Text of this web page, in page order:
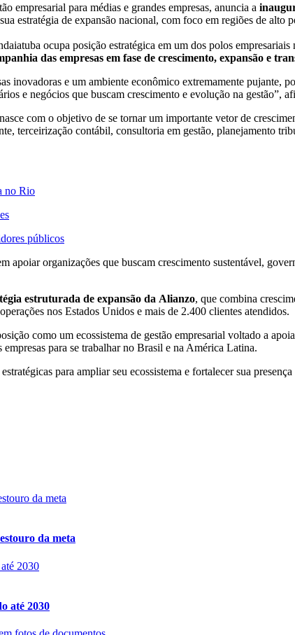
empresarial para médias e grandes empresas, anuncia a
estratégia de expansão nacional, com foco em regiões de
ocupa posição estratégica em um dos polos
das empresas em fase de crescimento, expansão e
inovadoras e um ambiente econômico extremamente pujante,
e negócios que buscam crescimento e evolução na gestão”,
com o objetivo de se tornar um importante vetor de
terceirização contábil, consultoria em gestão, planejamento
no Rio
públicos
apoiar organizações que buscam crescimento sustentável,
estruturada de expansão da Alianzo, que combina
nos Estados Unidos e mais de 2.400 clientes atendidos.
como um ecossistema de gestão empresarial voltado a
para se trabalhar no Brasil e na América Latina.
para ampliar seu ecossistema e fortalecer sua
da meta
até 2030